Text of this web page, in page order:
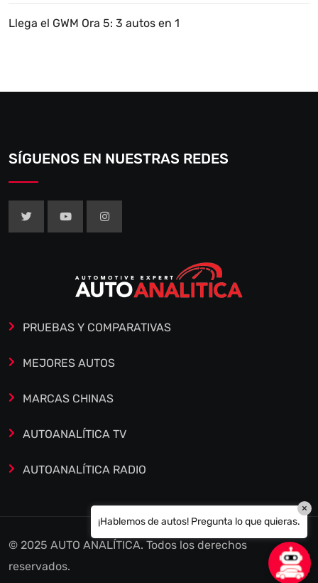
Llega el GWM Ora 5: 3 autos en 1
SÍGUENOS EN NUESTRAS REDES
PRUEBAS Y COMPARATIVAS
MEJORES AUTOS
MARCAS CHINAS
AUTOANALÍTICA TV
AUTOANALÍTICA RADIO
© 2025 AUTO ANALÍTICA. Todos los derechos
reservados.
¡Hablemos de autos! Pregunta lo que quieras.
×